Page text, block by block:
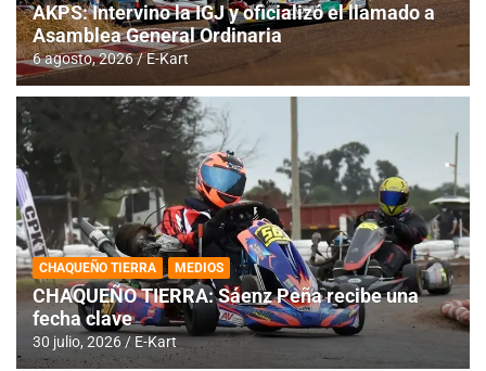
AKPS: Intervino la IGJ y oficializó el llamado a
Asamblea General Ordinaria
6 agosto, 2026 E-Kart
CHAQUEÑO TIERRA MEDIOS
CHAQUEÑO TIERRA: Sáenz Peña recibe una
fecha clave
30 julio, 2026 E-Kart